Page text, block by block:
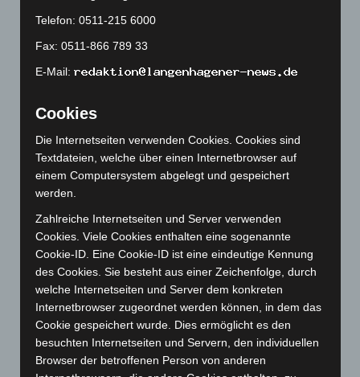
August 2023(134)
Juli 2023(118)
Juni 2023(142)
April 2023(155)
März 2023(174)
Februar 2023(154)
Januar 2023
Dezember 2022(130)
November 2022 (167)
Oktober 2022 (166)
September 2022(205)
August 2022(166)
Juli 2022(133)
Juni 2022(167)
Telefon: 0511-215 6000
Fax: 0511-866 789 33
E-Mail:
Cookies
Die Internetseiten verwenden Cookies. Cookies sind
Textdateien, welche über einen Internetbrowser auf
einem Computersystem abgelegt und gespeichert
werden.
Zahlreiche Internetseiten und Server verwenden
Cookies. Viele Cookies enthalten eine sogenannte
Cookie-ID. Eine Cookie-ID ist eine eindeutige Kennung
des Cookies. Sie besteht aus einer Zeichenfolge, durch
welche Internetseiten und Server dem konkreten
Internetbrowser zugeordnet werden können, in dem das
Cookie gespeichert wurde. Dies ermöglicht es den
besuchten Internetseiten und Servern, den individuellen
Browser der betroffenen Person von anderen